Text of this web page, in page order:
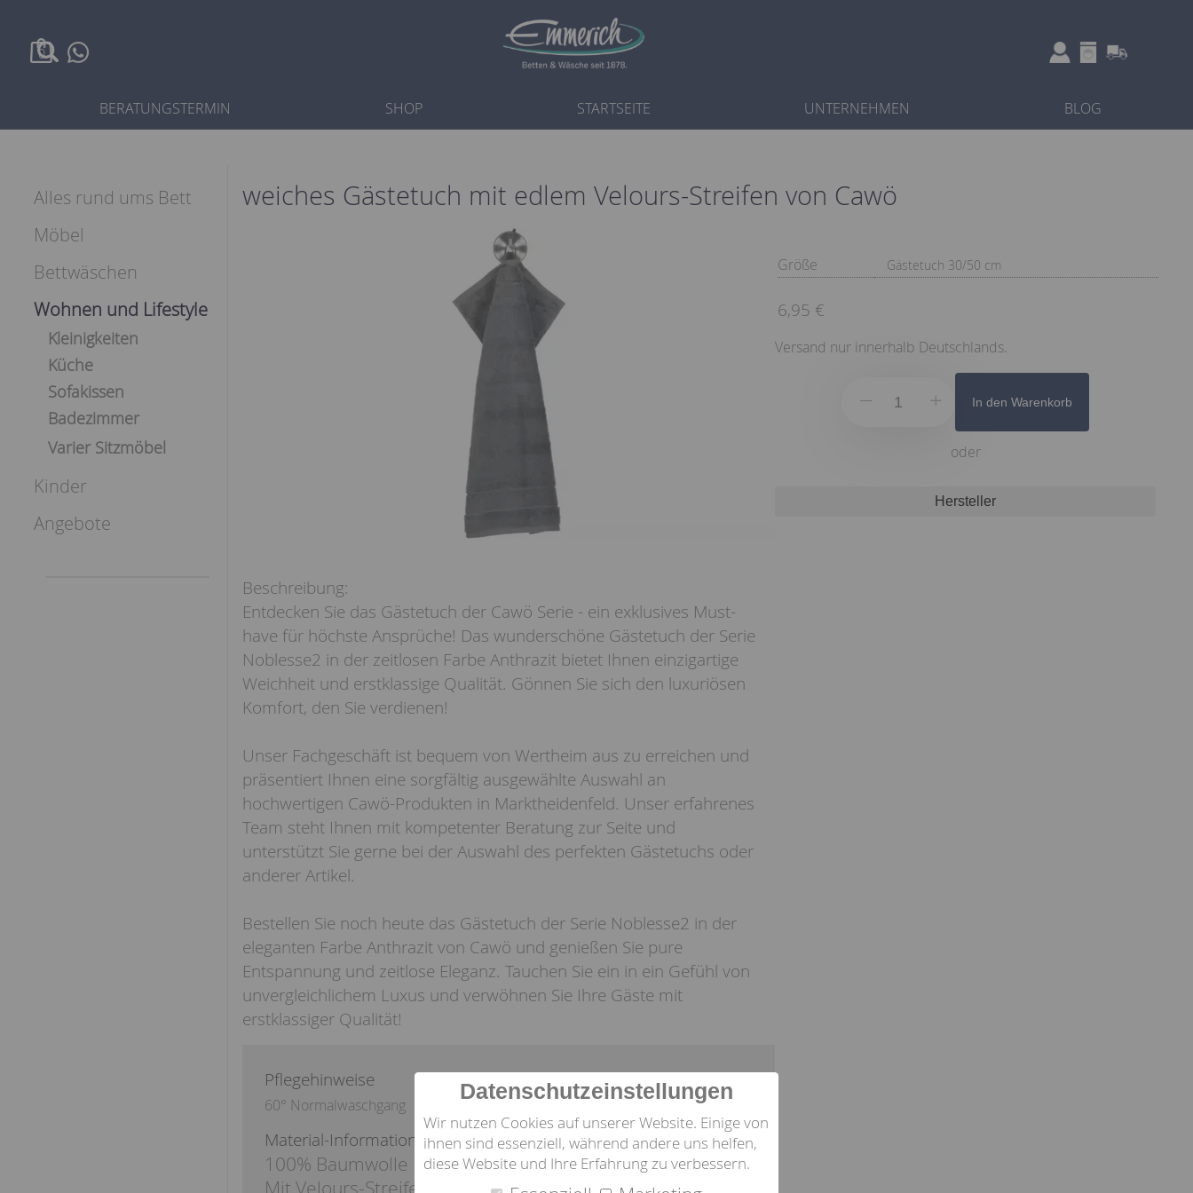
Datenschutzeinstellungen
Wir nutzen Cookies auf unserer Website. Einige von
ihnen sind essenziell, während andere uns helfen,
diese Website und Ihre Erfahrung zu verbessern.
0
BERATUNGSTERMIN SHOP STARTSEITE UNTERNEHMEN BLOG
Alles rund ums Bett
Möbel
Bettwäschen
Wohnen und Lifestyle
Kleinigkeiten
Küche
Sofakissen
Badezimmer
Varier Sitzmöbel
Kinder
Angebote
weiches Gästetuch mit edlem Velours-Streifen von Cawö
Entdecken Sie das Gästetuch der Cawö Serie - ein exklusives Must-
have für höchste Ansprüche! Das wunderschöne Gästetuch der Serie
Noblesse2 in der zeitlosen Farbe Anthrazit bietet Ihnen einzigartige
Weichheit und erstklassige Qualität. Gönnen Sie sich den luxuriösen
Komfort, den Sie verdienen!
Unser Fachgeschäft ist bequem von Wertheim aus zu erreichen und
präsentiert Ihnen eine sorgfältig ausgewählte Auswahl an
hochwertigen Cawö-Produkten in Marktheidenfeld. Unser erfahrenes
Team steht Ihnen mit kompetenter Beratung zur Seite und
unterstützt Sie gerne bei der Auswahl des perfekten Gästetuchs oder
anderer Artikel.
Bestellen Sie noch heute das Gästetuch der Serie Noblesse2 in der
eleganten Farbe Anthrazit von Cawö und genießen Sie pure
Entspannung und zeitlose Eleganz. Tauchen Sie ein in ein Gefühl von
unvergleichlichem Luxus und verwöhnen Sie Ihre Gäste mit
erstklassiger Qualität!
Pflegehinweise
60° Normalwaschgang
Material-Information:
100% Baumwolle
Mit Velours-Streifen
Größe Gästetuch 30/50 cm
6,95 €
Versand nur innerhalb Deutschlands.
In den Warenkorb
oder
Hersteller